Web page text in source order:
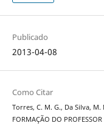
Publicado
2013-04-08
Como Citar
Torres, C. M. G., Da Silva,
FORMAÇÃO DO